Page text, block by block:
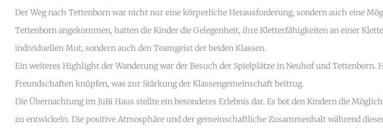
Der Weg nach Tettenborn war nicht nur eine körperliche Herausforderung, sondern auch eine
Tettenborn angekommen, hatten die Kinder die Gelegenheit, ihre Kletterfähigkeiten an einer
individuellen Mut, sondern auch den Teamgeist der beiden Klassen.
Ein weiteres Highlight der Wanderung war der Besuch der Spielplätze in Neuhof und Tettenborn.
Freundschaften knüpfen, was zur Stärkung der Klassengemeinschaft beitrug.
Die Übernachtung im JuBi Haus stellte ein besonderes Erlebnis dar. Es bot den Kindern die
zu entwickeln. Die positive Atmosphäre und der gemeinschaftliche Zusammenhalt während